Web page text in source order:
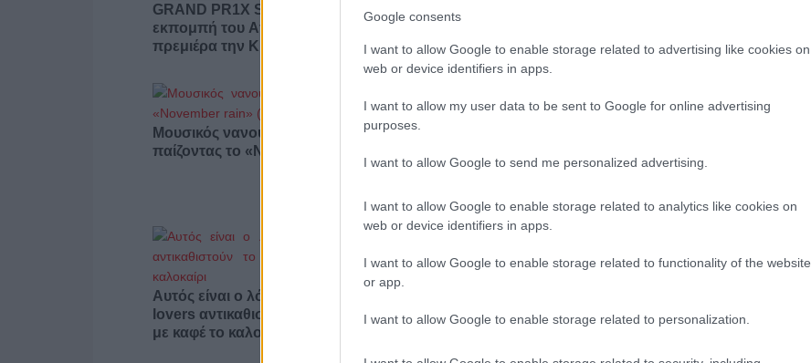
Google consents
I want to allow Google to enable storage related to advertising like cookies on
web or device identifiers in apps.
I want to allow my user data to be sent to Google for online advertising
purposes.
I want to allow Google to send me personalized advertising.
I want to allow Google to enable storage related to analytics like cookies on
web or device identifiers in apps.
I want to allow Google to enable storage related to functionality of the website
or app.
I want to allow Google to enable storage related to personalization.
GRAND PR1X SHOW: Η νέα live
εκπομπή του Athletiko για την F1 κάνει
πρεμιέρα την Κυριακή στις 16:45
Μουσικός νανουρίζει λιοντάρια
παίζοντας το «November rain» (βίντεο)
παγωτατζίδικα της Αθήνας η απάντηση
Αυτός είναι ο λόγος που οι beauty
lovers αντικαθιστούν το μαύρο μολύβι
με καφέ το καλοκαίρι